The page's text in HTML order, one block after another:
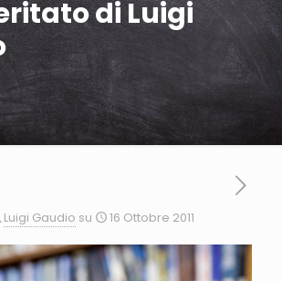
di Luigi
Luigi Gaudio su 16 Ottobre 2011